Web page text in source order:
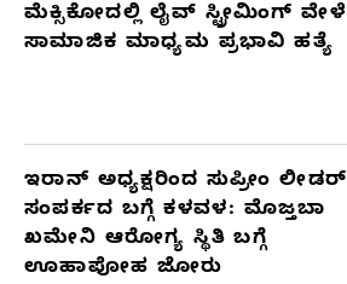
ಮೆಕ್ಸಿಕೋದಲ್ಲಿ ಲೈವ್ ಸ್ಟ್ರೀಮಿಂಗ್ ವೇಳೆ
ಸಾಮಾಜಿಕ ಮಾಧ್ಯಮ ಪ್ರಭಾವಿ ಹತ್ಯೆ
ಇರಾನ್ ಅಧ್ಯಕ್ಷರಿಂದ ಸುಪ್ರೀಂ ಲೀಡರ್
ಸಂಪರ್ಕದ ಬಗ್ಗೆ ಕಳವಳ: ಮೊಜ್ತಬಾ
ಖಮೇನಿ ಆರೋಗ್ಯ ಸ್ಥಿತಿ ಬಗ್ಗೆ
ಊಹಾಪೋಹ ಜೋರು